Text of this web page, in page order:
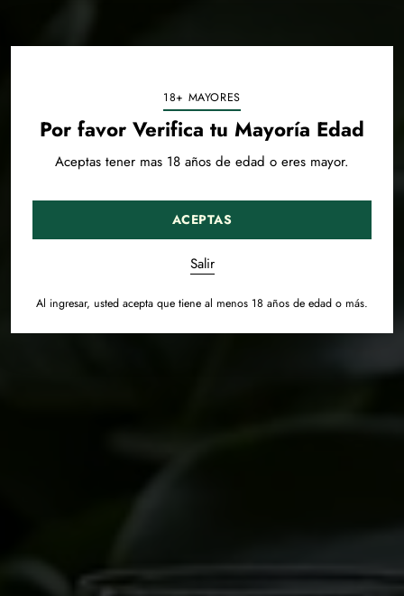
18+ MAYORES
Por favor Verifica tu Mayoría Edad
Aceptas tener mas 18 años de edad o eres mayor.
ACEPTAS
Salir
Al ingresar, usted acepta que tiene al menos 18 años de edad o más.